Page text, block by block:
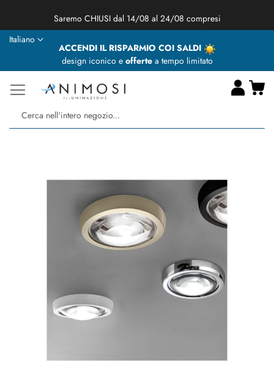
★ Animosi Illuminazione vi augura delle BUONE VACANZE ★
ACCENDI IL RISPARMIO COI SALDI
design iconico e offertea tempo limitato
Lingua
Italiano